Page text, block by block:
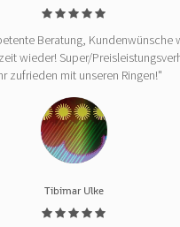
Beratung, Kundenwünsche
wieder! Super/
zufrieden mit unseren Ringen!"
Tibimar Ulke